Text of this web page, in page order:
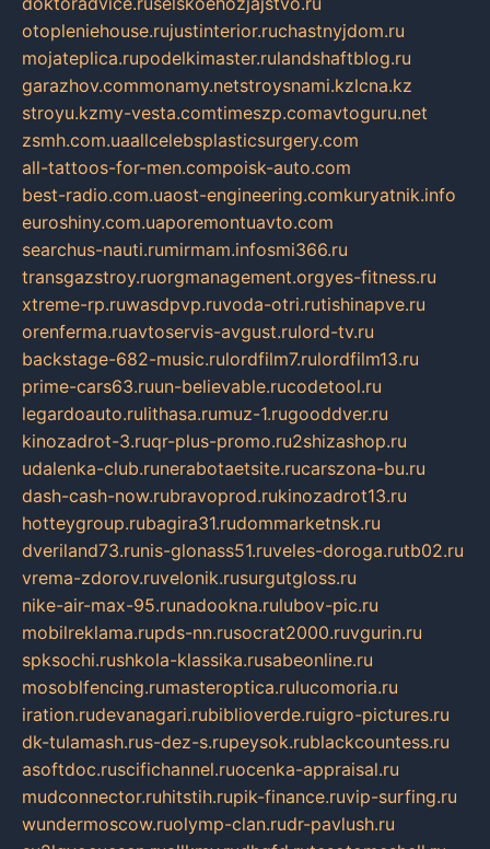
otopleniehouse.rujustinterior.ruchastnyjdom.ru
mojateplica.rupodelkimaster.rulandshaftblog.ru
garazhov.commonamy.netstroysnami.kzlcna.kz
stroyu.kzmy-vesta.comtimeszp.comavtoguru.net
zsmh.com.uaallcelebsplasticsurgery.com
all-tattoos-for-men.compoisk-auto.com
best-radio.com.uaost-engineering.comkuryatnik.info
euroshiny.com.uaporemontuavto.com
searchus-nauti.rumirmam.infosmi366.ru
transgazstroy.ruorgmanagement.orgyes-fitness.ru
xtreme-rp.ruwasdpvp.ruvoda-otri.rutishinapve.ru
orenferma.ruavtoservis-avgust.rulord-tv.ru
backstage-682-music.rulordfilm7.rulordfilm13.ru
prime-cars63.ruun-believable.rucodetool.ru
legardoauto.rulithasa.rumuz-1.rugooddver.ru
kinozadrot-3.ruqr-plus-promo.ru2shizashop.ru
udalenka-club.runerabotaetsite.rucarszona-bu.ru
dash-cash-now.rubravoprod.rukinozadrot13.ru
hotteygroup.rubagira31.rudommarketnsk.ru
dveriland73.runis-glonass51.ruveles-doroga.rutb02.ru
vrema-zdorov.ruvelonik.rusurgutgloss.ru
nike-air-max-95.runadookna.rulubov-pic.ru
mobilreklama.rupds-nn.rusocrat2000.ruvgurin.ru
spksochi.rushkola-klassika.rusabeonline.ru
mosoblfencing.rumasteroptica.rulucomoria.ru
iration.rudevanagari.rubiblioverde.ruigro-pictures.ru
dk-tulamash.rus-dez-s.rupeysok.rublackcountess.ru
asoftdoc.ruscifichannel.ruocenka-appraisal.ru
mudconnector.ruhitstih.rupik-finance.ruvip-surfing.ru
wundermoscow.ruolymp-clan.rudr-pavlush.ru